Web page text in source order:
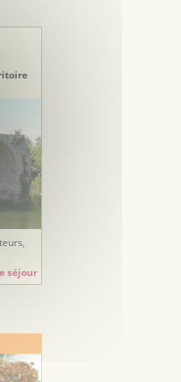
séjour